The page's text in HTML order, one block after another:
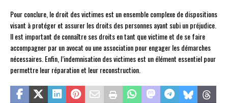
Pour conclure, le droit des victimes est un ensemble complexe de dispositions
visant à protéger et assurer les droits des personnes ayant subi un préjudice.
Il est important de connaître ses droits en tant que victime et de se faire
accompagner par un avocat ou une association pour engager les démarches
nécessaires. Enfin, l’indemnisation des victimes est un élément essentiel pour
permettre leur réparation et leur reconstruction.